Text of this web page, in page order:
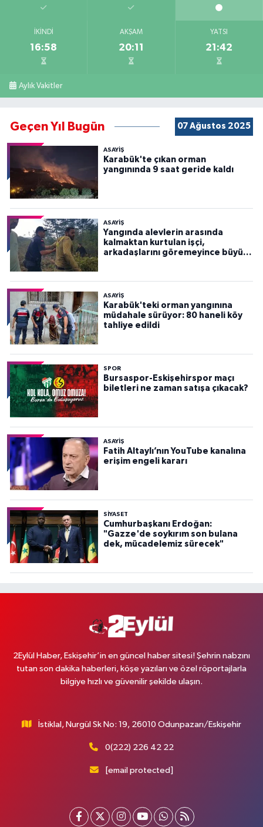
İKINDI
16:58
AKŞAM
20:11
YATSI
21:42
Aylık Vakitler
Geçen Yıl Bugün 07 Ağustos 2025
ASAYİŞ
Karabük'te çıkan orman
yangınında 9 saat geride kaldı
ASAYİŞ
Yangında alevlerin arasında
kalmaktan kurtulan işçi,
arkadaşlarını göremeyince büyük
ASAYİŞ
Karabük'teki orman yangınına
müdahale sürüyor: 80 haneli köy
tahliye edildi
SPOR
Bursaspor-Eskişehirspor maçı
biletleri ne zaman satışa çıkacak?
ASAYİŞ
Fatih Altaylı’nın YouTube kanalına
erişim engeli kararı
SİYASET
Cumhurbaşkanı Erdoğan:
"Gazze'de soykırım son bulana
dek, mücadelemiz sürecek"
2Eylül Haber, Eskişehir’in en güncel haber sitesi! Şehrin nabzını
tutan son dakika haberleri, köşe yazıları ve özel röportajlarla
bilgiye hızlı ve güvenilir şekilde ulaşın.
İstiklal, Nurgül Sk No: 19, 26010 Odunpazarı/Eskişehir
0(222) 226 42 22
[email protected]